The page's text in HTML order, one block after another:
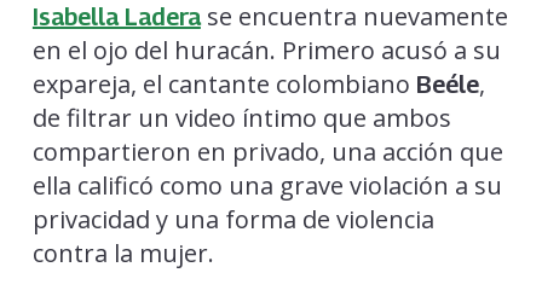
Isabella Laderase encuentra nuevamente
en el ojo del huracán. Primero acusó a su
expareja, el cantante colombiano Beéle,
de filtrar un video íntimo que ambos
compartieron en privado, una acción que
ella calificó como una grave violación a su
privacidad y una forma de violencia
contra la mujer.